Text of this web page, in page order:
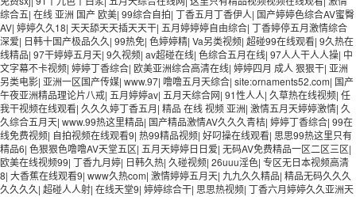
综合五| 在线 亚洲 国产 欧美| 99综合自拍| 丁香五月丁香伊人| 国产婷婷色综合AV蜜臀
AV| 婷婷久久18| 天天舔天天插天天干| 五月婷婷婷自由综合| 丁香婷停五月激情综合
深爱| 日韩十国产极品久久| 99热免| 色婷婷精| Va另类视频| 超碰99在线观看| 9久热在
线精品| 97干婷婷五月天| 9久视频| av超碰在线| 色综合五月在线| 97人人干人人操| 中
文字幕不卡视频| 婷婷丁香综合| 欧美亚洲综合高清在线| 婷婷四月 成人 狠狠干| 亚洲
另类电影| 亚洲一区国产传媒| www.97| 噜噜五月天综合| site:ornaments52.com| 国产
午夜亚洲精品理论片八戒| 五月婷婷av| 五月天综合网| 91性人人| 久草热在线视频| 任
我干视频在线观看| 久久久婷丁香五月| 精品 在线 视频 亚洲| 激情五月天婷婷激情| 久
久综合五月天| www.99热这里精品| 国产精品激情AV久久久青桔| 婷婷丁香综合| 99在
线免费视频| 自拍视频在线观看9| 热99精品视频| 好叼操在线观看| 思思99热这里只有
精品6| 色狠狠色噜噜AV天堂五区| 五月天婷婷日日爱| 无码AV免费精品一区二区三区|
欧美在线视频99| 丁香九月婷| 日韩久热| 久碰视频| 26uuu淫色| 专区无日本视频高清
8| 大香蕉在线观看9| www久热com| 激情婷婷五月天| 九九久久精品| 精品无码久久久
久久久久| 超碰人人射| 在线天堂9| 婷婷综合干| 思思热视频| 丁香六月婷婷久久亚洲天